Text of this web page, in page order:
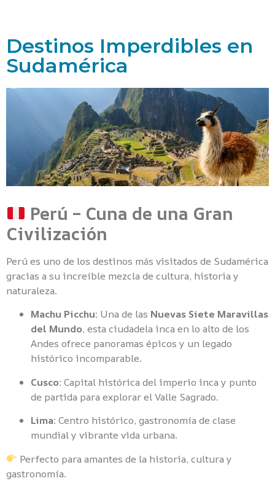
Destinos Imperdibles en
Sudamérica
Perú – Cuna de una Gran
Civilización
Perú es uno de los destinos más visitados de Sudamérica
gracias a su increíble mezcla de cultura, historia y
naturaleza.
Machu Picchu: Una de las Nuevas Siete Maravillas
del Mundo, esta ciudadela inca en lo alto de los
Andes ofrece panoramas épicos y un legado
histórico incomparable.
Cusco: Capital histórica del imperio inca y punto
de partida para explorar el Valle Sagrado.
Lima: Centro histórico, gastronomía de clase
mundial y vibrante vida urbana.
Perfecto para amantes de la historia, cultura y
gastronomía.